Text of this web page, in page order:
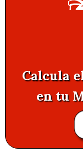
Calcula
en tu